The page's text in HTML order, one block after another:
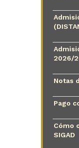
2026/
Notas
Pago
Cómo
SIGAD